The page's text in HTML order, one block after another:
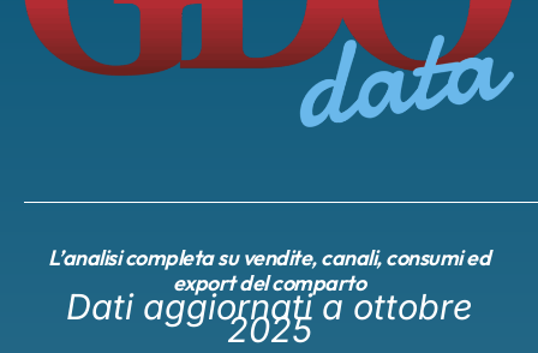
L’analisi completa su vendite, canali, consumi ed
export del comparto
Dati aggiornati a ottobre
2025